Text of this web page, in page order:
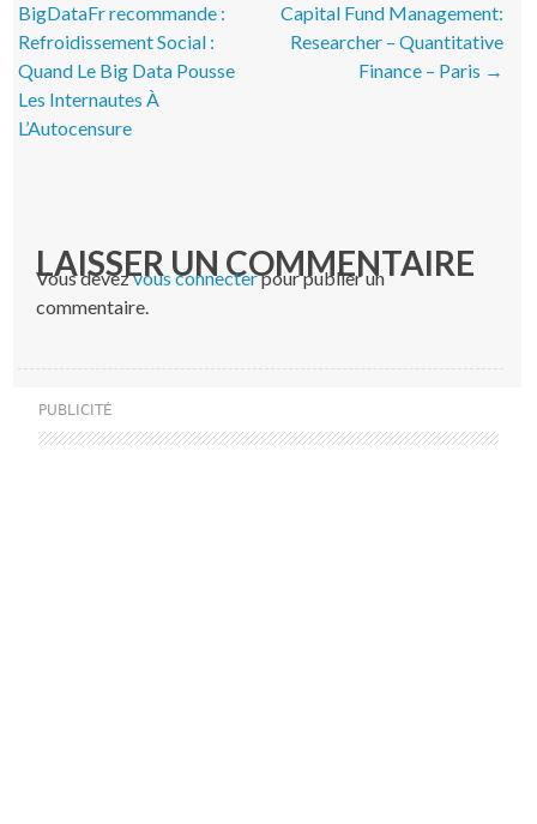
BigDataFr recommande :
Refroidissement Social :
Quand Le Big Data Pousse
Les Internautes À
L’Autocensure
Capital Fund Management:
Researcher – Quantitative
Finance – Paris →
LAISSER UN COMMENTAIRE
Vous devezvous connecterpour publier un
commentaire.
PUBLICITÉ